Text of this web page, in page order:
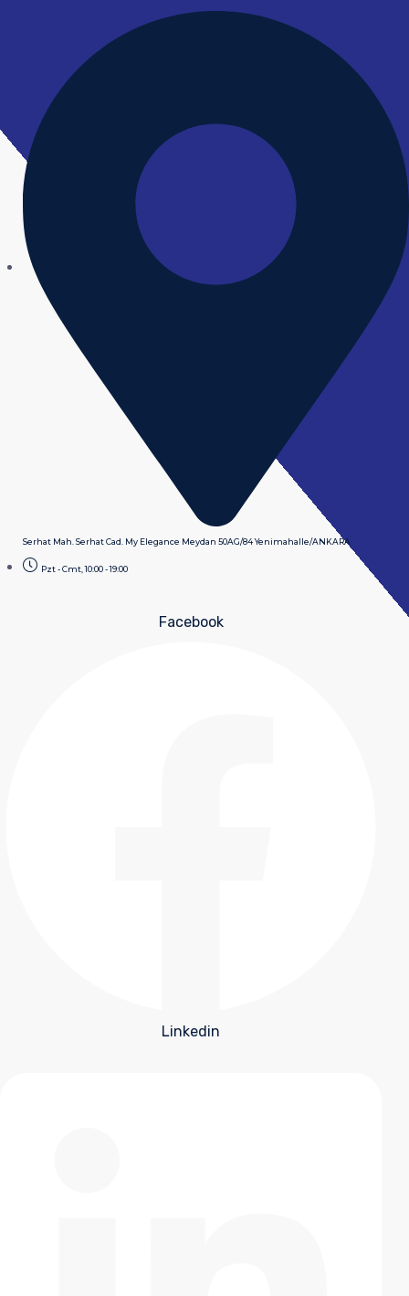
Serhat Mah. Serhat Cad. My Elegance Meydan 50AG/84 Yenimahalle/ANKARA
Pzt - Cmt, 10:00 - 19:00
Facebook
Linkedin